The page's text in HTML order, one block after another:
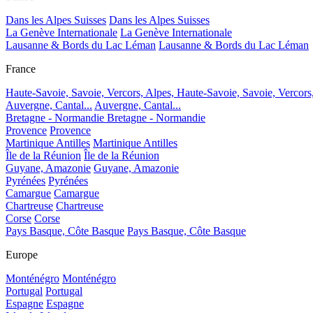
Dans les Alpes Suisses Dans les Alpes Suisses
La Genève Internationale La Genève Internationale
Lausanne & Bords du Lac Léman Lausanne & Bords du Lac Léman
France
Haute-Savoie, Savoie, Vercors, Alpes, Haute-Savoie, Savoie,
Auvergne, Cantal... Auvergne, Cantal...
Bretagne - Normandie Bretagne - Normandie
Provence Provence
Martinique Antilles Martinique Antilles
Île de la Réunion Île de la Réunion
Guyane, Amazonie Guyane, Amazonie
Pyrénées Pyrénées
Camargue Camargue
Chartreuse Chartreuse
Corse Corse
Pays Basque, Côte Basque Pays Basque, Côte Basque
Europe
Monténégro Monténégro
Portugal Portugal
Espagne Espagne